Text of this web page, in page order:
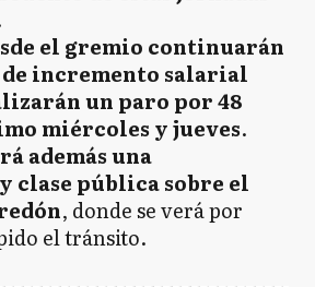
el gremio continuarán
de incremento salarial
un paro por 48
miércoles y jueves.
además una
clase pública sobre el
, donde se verá por
el tránsito.